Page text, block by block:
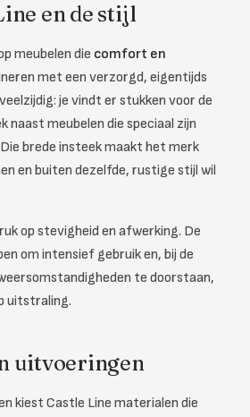
en de stijl
meubelen die comfort en
met een verzorgd, eigentijds
je vindt er stukken voor de
naast meubelen die speciaal zijn
brede insteek maakt het merk
en buiten dezelfde, rustige stijl wil
op stevigheid en afwerking. De
om intensief gebruik en, bij de
te doorstaan,
uitstraling.
uitvoeringen
kiest Castle Line materialen die